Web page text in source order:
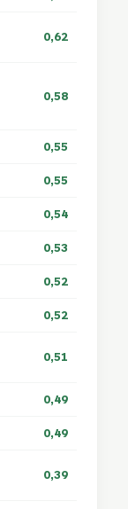
0,62
0,58
0,55
0,55
0,54
0,53
0,52
0,52
0,51
0,49
0,49
0,39